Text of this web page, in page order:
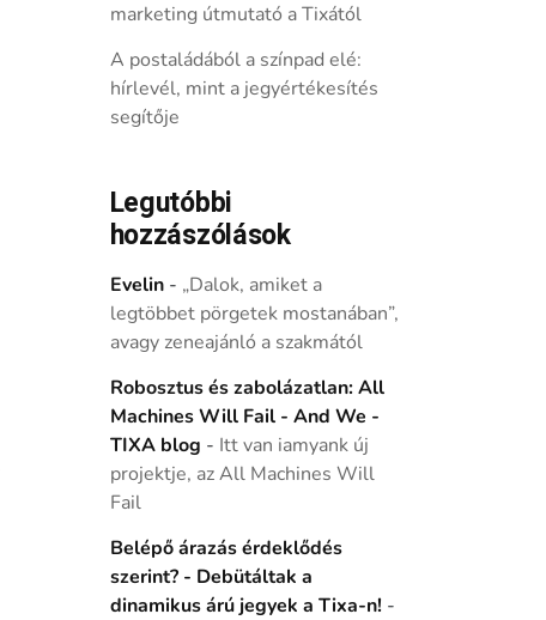
marketing útmutató a Tixától
A postaládából a színpad elé:
hírlevél, mint a jegyértékesítés
segítője
Legutóbbi
hozzászólások
Evelin- „Dalok, amiket a
legtöbbet pörgetek mostanában”,
avagy zeneajánló a szakmától
Robosztus és zabolázatlan: All
Machines Will Fail - And We -
TIXA blog - Itt van iamyank új
projektje, az All Machines Will
Fail
Belépő árazás érdeklődés
szerint? - Debütáltak a
dinamikus árú jegyek a Tixa-n! -